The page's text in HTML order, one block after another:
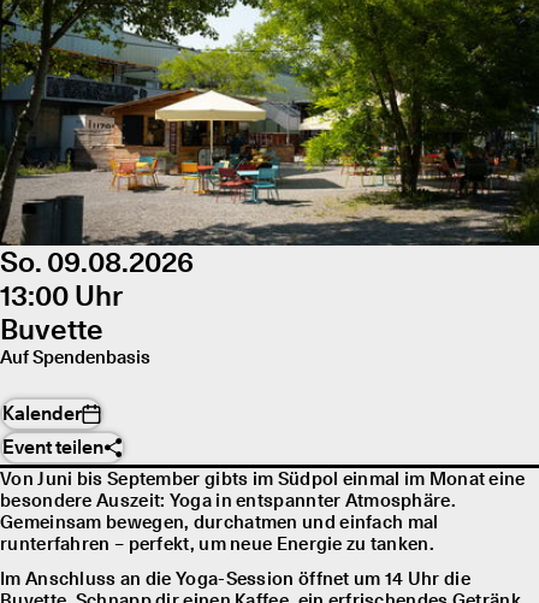
So. 09.08.2026
13:00 Uhr
Buvette
Auf Spendenbasis
Kalender
Event teilen
Von Juni bis September gibts im Südpol einmal im Monat eine
besondere Auszeit: Yoga in entspannter Atmosphäre.
Gemeinsam bewegen, durchatmen und einfach mal
runterfahren – perfekt, um neue Energie zu tanken.
Im Anschluss an die Yoga-Session öffnet um 14 Uhr die